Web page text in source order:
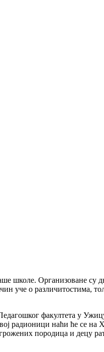
школе. Организоване су
уче о различитостима,
факултета у
радионици наћи ће се
породица и децу